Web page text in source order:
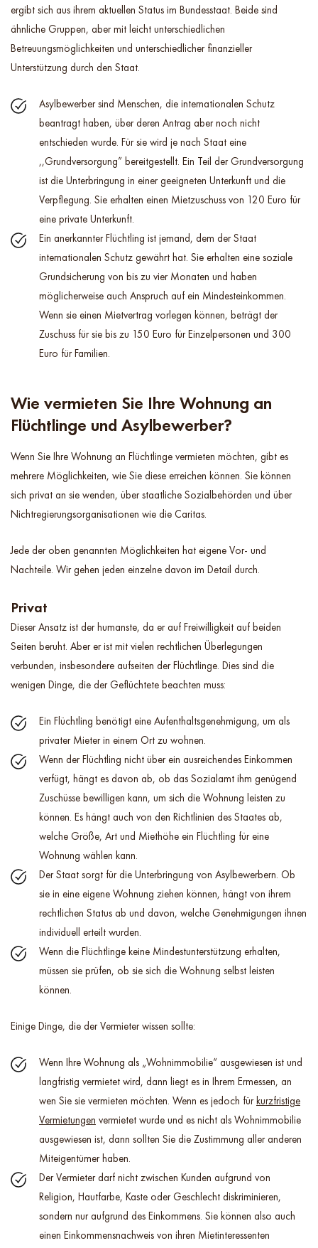
ergibt sich aus ihrem aktuellen Status im Bundesstaat. Beide sind
ähnliche Gruppen, aber mit leicht unterschiedlichen
Betreuungsmöglichkeiten und unterschiedlicher finanzieller
Unterstützung durch den Staat.
Asylbewerber sind Menschen, die internationalen Schutz
beantragt haben, über deren Antrag aber noch nicht
entschieden wurde. Für sie wird je nach Staat eine
,,Grundversorgung” bereitgestellt. Ein Teil der Grundversorgung
ist die Unterbringung in einer geeigneten Unterkunft und die
Verpflegung. Sie erhalten einen Mietzuschuss von 120 Euro für
eine private Unterkunft.
Ein anerkannter Flüchtling ist jemand, dem der Staat
internationalen Schutz gewährt hat. Sie erhalten eine soziale
Grundsicherung von bis zu vier Monaten und haben
möglicherweise auch Anspruch auf ein Mindesteinkommen.
Wenn sie einen Mietvertrag vorlegen können, beträgt der
Zuschuss für sie bis zu 150 Euro für Einzelpersonen und 300
Euro für Familien.
Wie vermieten Sie Ihre Wohnung an
Flüchtlinge und Asylbewerber?
Wenn Sie Ihre Wohnung an Flüchtlinge vermieten möchten, gibt es
mehrere Möglichkeiten, wie Sie diese erreichen können. Sie können
sich privat an sie wenden, über staatliche Sozialbehörden und über
Nichtregierungsorganisationen wie die Caritas.
Jede der oben genannten Möglichkeiten hat eigene Vor- und
Nachteile. Wir gehen jeden einzelne davon im Detail durch.
Privat
Dieser Ansatz ist der humanste, da er auf Freiwilligkeit auf beiden
Seiten beruht. Aber er ist mit vielen rechtlichen Überlegungen
verbunden, insbesondere aufseiten der Flüchtlinge. Dies sind die
wenigen Dinge, die der Geflüchtete beachten muss:
Ein Flüchtling benötigt eine Aufenthaltsgenehmigung, um als
privater Mieter in einem Ort zu wohnen.
Wenn der Flüchtling nicht über ein ausreichendes Einkommen
verfügt, hängt es davon ab, ob das Sozialamt ihm genügend
Zuschüsse bewilligen kann, um sich die Wohnung leisten zu
können. Es hängt auch von den Richtlinien des Staates ab,
welche Größe, Art und Miethöhe ein Flüchtling für eine
Wohnung wählen kann.
Der Staat sorgt für die Unterbringung von Asylbewerbern. Ob
sie in eine eigene Wohnung ziehen können, hängt von ihrem
rechtlichen Status ab und davon, welche Genehmigungen ihnen
individuell erteilt wurden.
Wenn die Flüchtlinge keine Mindestunterstützung erhalten,
müssen sie prüfen, ob sie sich die Wohnung selbst leisten
können.
Einige Dinge, die der Vermieter wissen sollte:
Wenn Ihre Wohnung als „Wohnimmobilie“ ausgewiesen ist und
langfristig vermietet wird, dann liegt es in Ihrem Ermessen, an
wen Sie sie vermieten möchten. Wenn es jedoch fürkurzfristige
Vermietungen vermietet wurde und es nicht als Wohnimmobilie
ausgewiesen ist, dann sollten Sie die Zustimmung aller anderen
Miteigentümer haben.
Der Vermieter darf nicht zwischen Kunden aufgrund von
Religion, Hautfarbe, Kaste oder Geschlecht diskriminieren,
sondern nur aufgrund des Einkommens. Sie können also auch
einen Einkommensnachweis von ihren Mietinteressenten